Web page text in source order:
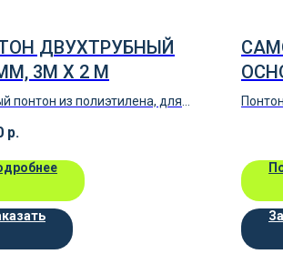
ДВУХТРУБНЫЙ
3М Х 2 М
понтон из полиэтилена, для
2 м
р.